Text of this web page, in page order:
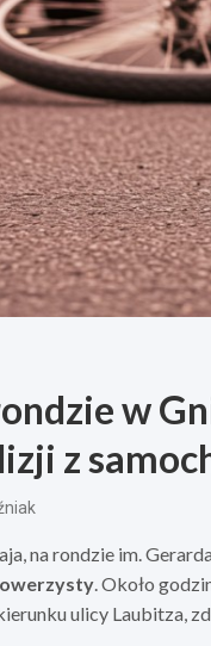
w
z
na rondzie im.
. Około
ulicy Laubitza,